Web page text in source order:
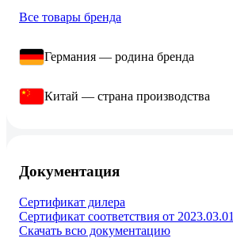
Все товары бренда
Германия — родина бренда
Китай — страна производства
Документация
Сертификат дилера
Сертификат соответствия от 2023.03.01
Скачать всю документацию